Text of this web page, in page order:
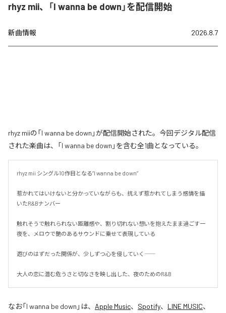
rhyz mii、「I wanna be down」を配信開始
新曲情報 2026.8.7
rhyz miiの「I wanna be down」が配信開始された。今回デジタル配信
された楽曲は、「I wanna be down」を含む全1曲となっている。
rhyz mii シングル10作目となる”I wanna be down”
惹かれてはいけないと分かっていながらも、抗えず惹かれてしまう感情を描
いたR&Bナンバー
触れそうで触れられない距離感や、割り切れない想いを抱えたまま過ごす一
夜を、メロウで艶のあるサウンドに乗せて表現している
遊びのはずだった関係が、少しずつ心を侵していく――
大人の恋に潜む危うさと切なさを映し出した、夜のためのR&B
なお「I wanna be down 」は、 Apple Music、 Spotify、 LINE MUSIC、